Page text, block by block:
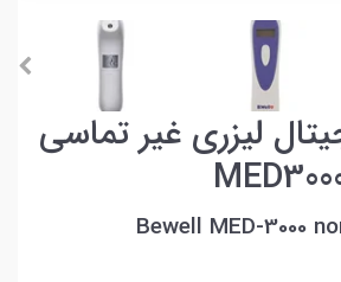
لیزری غیر تماسی
Bewell MED-3000